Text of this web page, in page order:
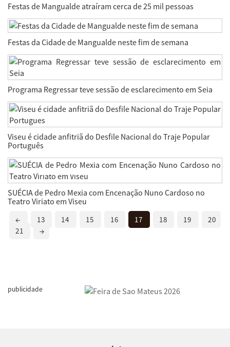
Festas de Mangualde atraíram cerca de 25 mil pessoas
Festas da Cidade de Mangualde neste fim de semana
Programa Regressar teve sessão de esclarecimento em Seia
Viseu é cidade anfitriã do Desfile Nacional do Traje Popular
Português
SUÉCIA de Pedro Mexia com Encenação Nuno Cardoso no
Teatro Viriato em Viseu
← 13 14 15 16 17 18 19
20
21
→
publicidade